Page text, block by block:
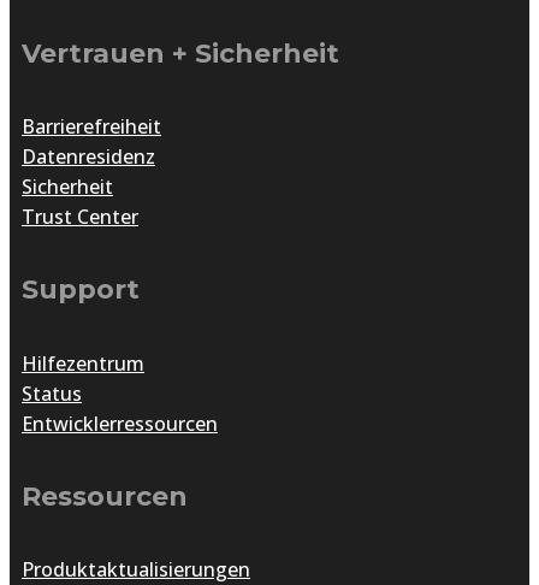
Vertrauen + Sicherheit
Barrierefreiheit
Datenresidenz
Sicherheit
Trust Center
Support
Hilfezentrum
Status
Entwicklerressourcen
Ressourcen
Produktaktualisierungen